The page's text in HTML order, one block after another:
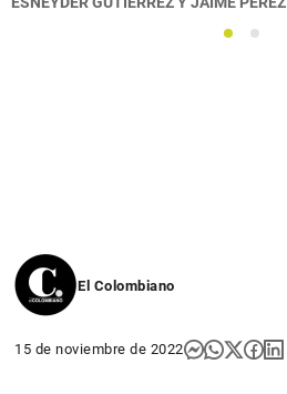
1 2
El Colombiano
15 de noviembre de 2022